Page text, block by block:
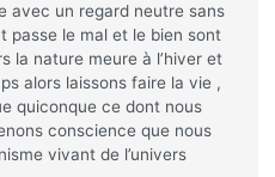
avec un regard neutre sans
passe le mal et le bien sont
la nature meure à l’hiver et
alors laissons faire la vie ,
quiconque ce dont nous
conscience que nous
vivant de l’univers